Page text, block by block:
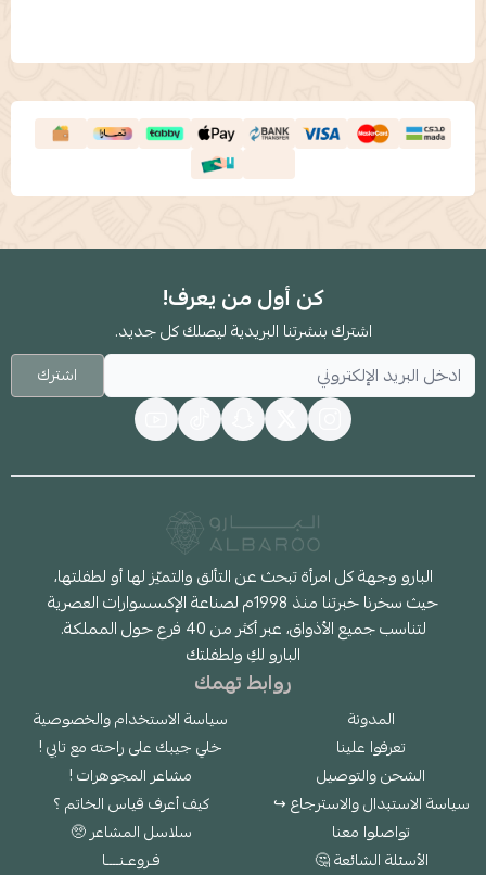
كن أول من يعرف!
اشترك بنشرتنا البريدية ليصلك كل جديد.
اشترك
البارو وجهة كل امرأة تبحث عن التألق والتميّز لها أو لطفلتها،
حيث سخرنا خبرتنا منذ 1998م لصناعة الإكسسوارات العصرية
لتناسب جميع الأذواق، عبر أكثر من 40 فرع حول المملكة.
البارو لكِ ولطفلتك
روابط تهمك
المدونة
تعرفوا علينا
الشحن والتوصيل
سياسة الاستبدال والاسترجاع ↪
تواصلوا معنا
الأسئلة الشائعة 🤔
سياسة الاستخدام والخصوصية
خلي جيبك على راحته مع تابي !
مشاعر المجوهرات !
كيف أعرف قياس الخاتم ؟
سلاسل المشاعر 🥺
فـروعـنــــا